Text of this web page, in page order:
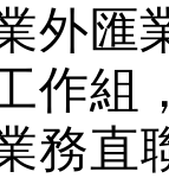
外匯
作組
務直